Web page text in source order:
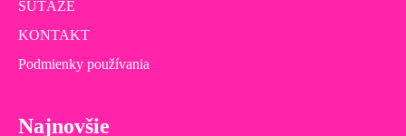
SÚŤAŽE
KONTAKT
Podmienky používania
Najnovšie